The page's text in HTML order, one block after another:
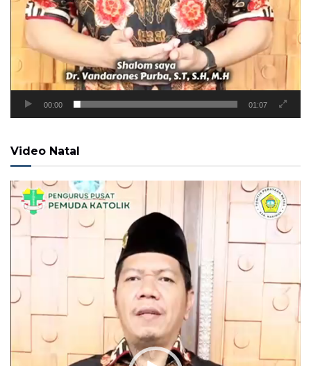
00:00 01:07
Video Natal
Pemutar
Video